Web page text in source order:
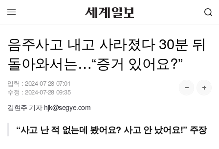
음주사고 내고 사라졌다 30분 뒤
돌아와서는…“증거 있어요?”
입력 : 2024-07-28 07:01
수정 : 2024-07-28 09:35
김현주 기자 hjk@segye.com
“사고 난 적 없는데 봤어요? 사고 안 났어요!” 주장